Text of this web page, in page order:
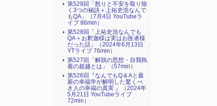
第529回「怒りと不安を取り除
く3つの秘訣＋上祐史浩なんで
もQA」（7月4日 YouTubeラ
イブ 86min）
第528回「上祐史浩なんでも
QA＋お釈迦様は実はお医者様
だった話」（2024年6月13日
YTライブ 76min）
第527回「解脱の思想・自我執
着の超越とは」（57min）
第526回『なんでもQ＆Aと最
新の幸福学が解明した驚くべ
き人の幸福の真実 』（2024年
5月21日 YouTubeライブ
72min）